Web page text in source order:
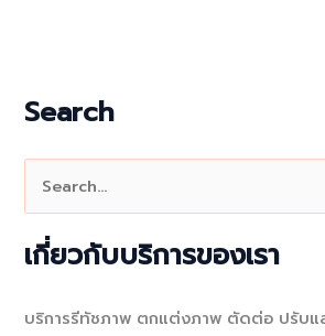
Search
r
เกี่ยวกับบริการของเรา
บริการรีทัชภาพ ตกแต่งภาพ ตัดต่อ ปรับแ